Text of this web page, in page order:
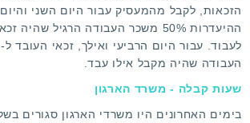
הזכאות, לקבל מהמעסיק עבור היום השני
ההיעדרות 50% משכר העבודה הרגיל
העבודה שהיה מקבל אילו עבד.
שעות קבלה - משרד הארגון
בימים האחרונים היו משרדי הארגון סגורים